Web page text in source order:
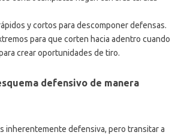
y cortos para descomponer defensas.
para que corten hacia adentro cuando
crear oportunidades de tiro.
defensivo de manera
inherentemente defensiva, pero transitar a